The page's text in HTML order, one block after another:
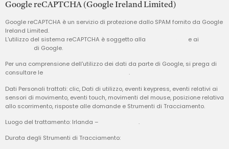
Google reCAPTCHA (Google Ireland Limited)
Google reCAPTCHA è un servizio di protezione dallo SPAM fornito da Google
Ireland Limited.
L'utilizzo del sistema reCAPTCHA è soggetto alla
e ai
di Google.
Per una comprensione dell'utilizzo dei dati da parte di Google, si prega di
consultare le
.
Dati Personali trattati: clic, Dati di utilizzo, eventi keypress, eventi relativi ai
sensori di movimento, eventi touch, movimenti del mouse, posizione relativa
allo scorrimento, risposte alle domande e Strumenti di Tracciamento.
Luogo del trattamento: Irlanda –
.
Durata degli Strumenti di Tracciamento: